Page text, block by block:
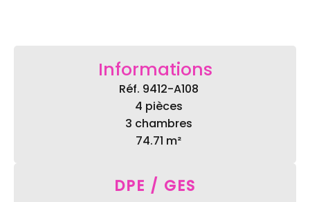
Informations
Réf. 9412-A108
4 pièces
3 chambres
74.71 m²
DPE / GES